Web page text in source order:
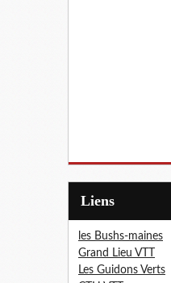
Liens
les Bushs-maines
Grand Lieu VTT
Les Guidons Verts